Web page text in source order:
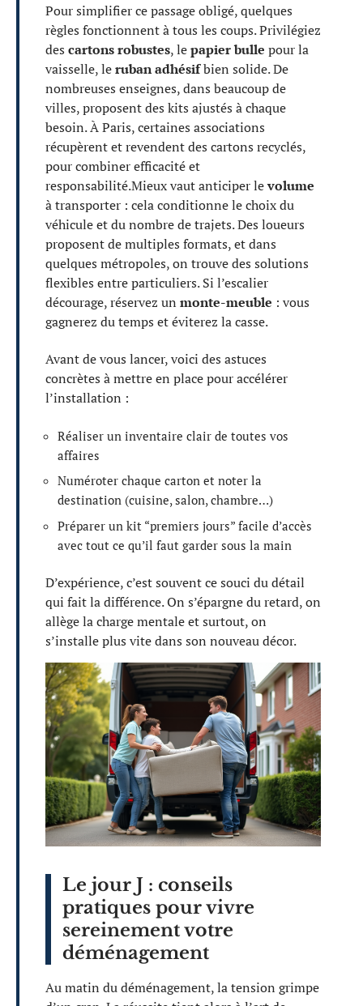
Pour simplifier ce passage obligé, quelques
règles fonctionnent à tous les coups. Privilégiez
des cartons robustes, lepapier bulle pour la
vaisselle, leruban adhésifbien solide. De
nombreuses enseignes, dans beaucoup de
villes, proposent des kits ajustés à chaque
besoin. À Paris, certaines associations
récupèrent et revendent des cartons recyclés,
pour combiner efficacité et
responsabilité.Mieux vaut anticiper levolume
à transporter : cela conditionne le choix du
véhicule et du nombre de trajets. Des loueurs
proposent de multiples formats, et dans
quelques métropoles, on trouve des solutions
flexibles entre particuliers. Si l’escalier
décourage, réservez un monte-meuble : vous
gagnerez du temps et éviterez la casse.
Avant de vous lancer, voici des astuces
concrètes à mettre en place pour accélérer
l’installation :
Réaliser un inventaire clair de toutes vos
affaires
Numéroter chaque carton et noter la
destination (cuisine, salon, chambre…)
Préparer un kit “premiers jours” facile d’accès
avec tout ce qu’il faut garder sous la main
D’expérience, c’est souvent ce souci du détail
qui fait la différence. On s’épargne du retard, on
allège la charge mentale et surtout, on
s’installe plus vite dans son nouveau décor.
Le jour J : conseils
pratiques pour vivre
sereinement votre
déménagement
Au matin du déménagement, la tension grimpe